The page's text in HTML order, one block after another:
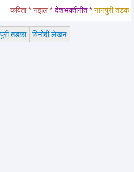
कविता * गझल * देशभक्तीगीत * नागपुरी तडका *
तडका विनोदी लेखन